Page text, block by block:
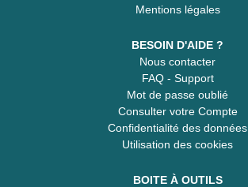
Mentions légales
BESOIN D'AIDE ?
Nous contacter
FAQ - Support
Mot de passe oublié
Consulter votre Compte
Confidentialité des données
Utilisation des cookies
BOITE À OUTILS